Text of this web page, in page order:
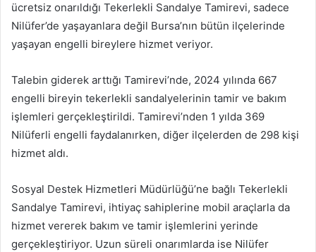
ücretsiz onarıldığı Tekerlekli Sandalye Tamirevi, sadece
Nilüfer’de yaşayanlara değil Bursa’nın bütün ilçelerinde
yaşayan engelli bireylere hizmet veriyor.
Talebin giderek arttığı Tamirevi’nde, 2024 yılında 667
engelli bireyin tekerlekli sandalyelerinin tamir ve bakım
işlemleri gerçekleştirildi. Tamirevi’nden 1 yılda 369
Nilüferli engelli faydalanırken, diğer ilçelerden de 298 kişi
hizmet aldı.
Sosyal Destek Hizmetleri Müdürlüğü’ne bağlı Tekerlekli
Sandalye Tamirevi, ihtiyaç sahiplerine mobil araçlarla da
hizmet vererek bakım ve tamir işlemlerini yerinde
gerçekleştiriyor. Uzun süreli onarımlarda ise Nilüfer